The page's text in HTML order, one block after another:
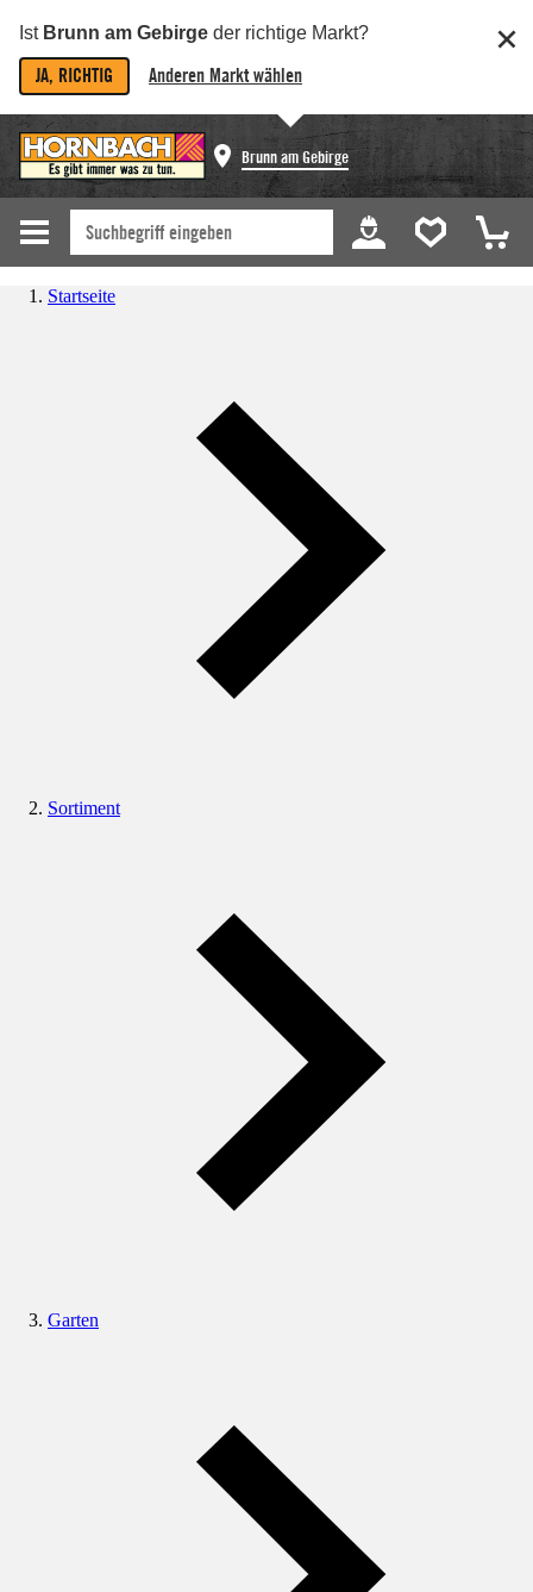
Ist Brunn am Gebirge der richtige Markt?
JA, RICHTIG Anderen Markt wählen
Brunn am Gebirge
Startseite
Sortiment
Garten